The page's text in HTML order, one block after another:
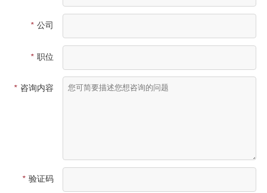
* 公司
* 职位
* 咨询内容
* 验证码